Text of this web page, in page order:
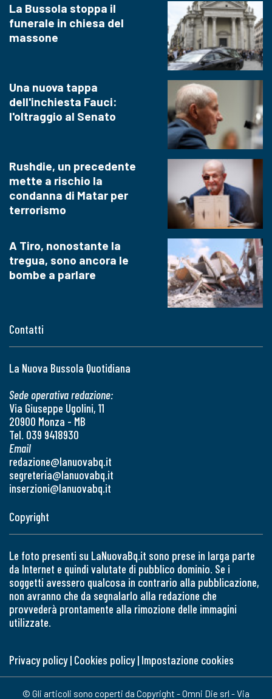
Contatti
La Nuova Bussola Quotidiana
Sede operativa redazione:
Via Giuseppe Ugolini, 11
20900 Monza - MB
Tel. 039 9418930
Email
redazione@lanuovabq.it
segreteria@lanuovabq.it
inserzioni@lanuovabq.it
La Bussola stoppa il
funerale in chiesa del
massone
Una nuova tappa
dell'inchiesta Fauci:
l'oltraggio al Senato
Rushdie, un precedente
mette a rischio la
condanna di Matar per
terrorismo
A Tiro, nonostante la
tregua, sono ancora le
bombe a parlare
Copyright
Le foto presenti su LaNuovaBq.it sono prese in larga parte
da Internet e quindi valutate di pubblico dominio. Se i
soggetti avessero qualcosa in contrario alla pubblicazione,
non avranno che da segnalarlo alla redazione che
provvederà prontamente alla rimozione delle immagini
utilizzate.
Privacy policy| Cookies policy| Impostazione cookies
© Gli articoli sono coperti da Copyright - Omni Die srl - Via